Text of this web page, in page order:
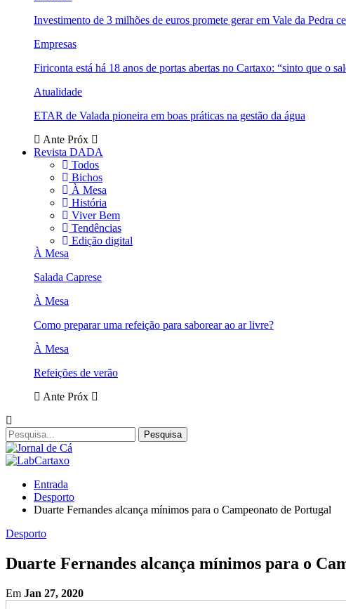
Investimento de 3 milhões de euros promete gerar em Vale da Pedra
Empresas
Firiconta está há 18 anos de portas abertas no Cartaxo: “sinto que o
Atualidade
ETAR de Valada pioneira em boas práticas na gestão da água
Ante Próx
Revista DADA
Todos
Bichos
À Mesa
História
Viver Bem
Tendências
Edição digital
À Mesa
Salada Caprese
À Mesa
Como preparar uma refeição para saborear ao ar livre?
À Mesa
Refeições de verão
Ante Próx
Entrada
Desporto
Duarte Fernandes alcança mínimos para o Campeonato de Portugal
Desporto
Duarte Fernandes alcança mínimos para o
Em Jan 27, 2020